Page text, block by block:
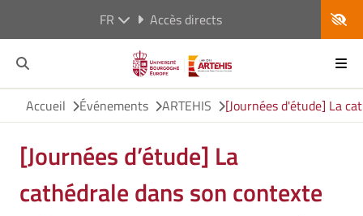
FR Accès directs
Accueil Événements ARTEHIS [Journées d'étude] La
[Journées d’étude] La
cathédrale dans son contexte